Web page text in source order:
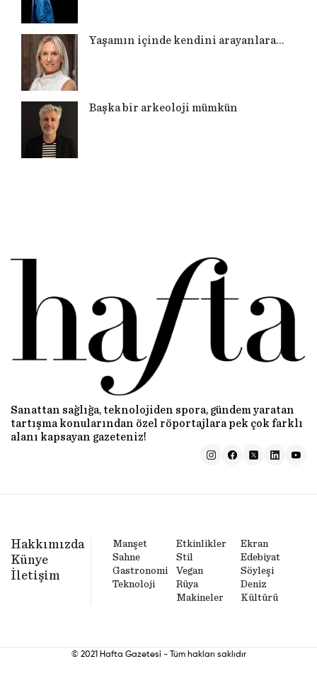
Yaşamın içinde kendini arayanlara…
Başka bir arkeoloji mümkün
Sanattan sağlığa, teknolojiden spora, gündem yaratan
tartışma konularından özel röportajlara pek çok farklı
alanı kapsayan gazeteniz!
Hakkımızda
Künye
İletişim
Manşet Etkinlikler
Ekran
Sahne
Stil
Edebiyat
Gastronomi
Vegan
Söyleşi
Teknoloji
Rüya
Makineler
Deniz
Kültürü
© 2021 Hafta Gazetesi - Tüm hakları saklıdır